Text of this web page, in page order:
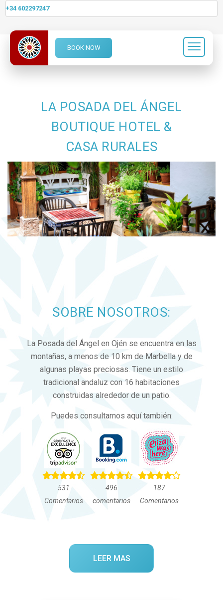
+34 602297247
BOOK NOW
LA POSADA DEL ÁNGEL
BOUTIQUE HOTEL &
CASA RURALES
SOBRE NOSOTROS:
La Posada del Ángel en Ojén se encuentra en las
montañas, a menos de 10 km de Marbella y de
algunas playas preciosas. Tiene un estilo
tradicional andaluz con 16 habitaciones
construidas alrededor de un patio.
Puedes consultarnos aquí también:
531
Comentarios
496
comentarios
187
Comentarios
LEER MAS